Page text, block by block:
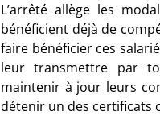
L’arrêté allège les
bénéficient déjà de
faire bénéficier ces
leur transmettre par
maintenir à jour leurs
détenir un des certificats